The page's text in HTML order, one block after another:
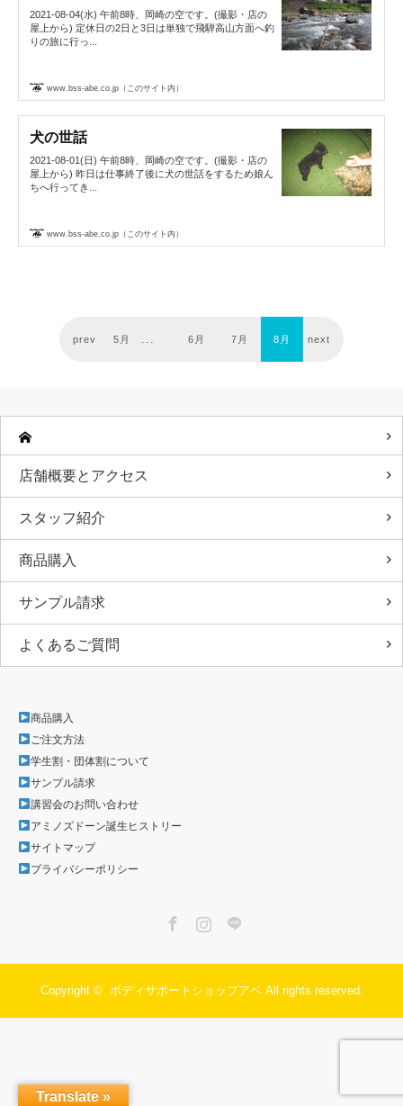
2021-08-04(水) 午前8時、岡崎の空です。(撮影・店の
屋上から) 定休日の2日と3日は単独で飛騨高山方面へ釣
りの旅に行っ...
www.bss-abe.co.jp（このサイト内）
犬の世話
2021-08-01(日) 午前8時、岡崎の空です。(撮影・店の
屋上から) 昨日は仕事終了後に犬の世話をするため娘ん
ちへ行ってき...
www.bss-abe.co.jp（このサイト内）
prev 5月 6月 7月 8月 next
店舗概要とアクセス
スタッフ紹介
商品購入
サンプル請求
よくあるご質問
商品購入
ご注文方法
学生割・団体割について
サンプル請求
講習会のお問い合わせ
アミノズドーン誕生ヒストリー
サイトマップ
プライバシーポリシー
Copyright © ボディサポートショップアベAll rights reserved.
Translate »